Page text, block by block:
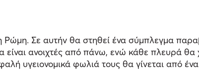
Ρώμη. Σε αυτήν θα στηθεί ένα σύμπλεγμα
ανοιχτές από πάνω, ενώ κάθε πλευρά θα
υγειονομικά φωλιά τους θα γίνεται από ένα